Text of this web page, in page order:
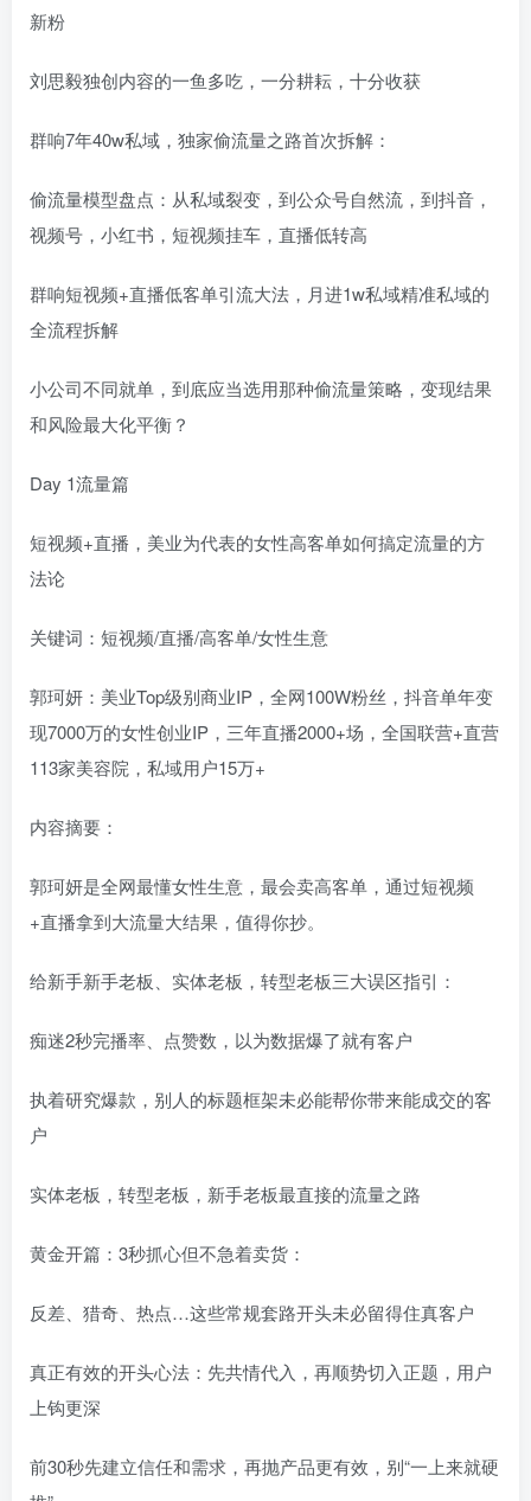
新粉
刘思毅独创内容的一鱼多吃，一分耕耘，十分收获
群响7年40w私域，独家偷流量之路首次拆解：
偷流量模型盘点：从私域裂变，到公众号自然流，到抖音，
视频号，小红书，短视频挂车，直播低转高
群响短视频+直播低客单引流大法，月进1w私域精准私域的
全流程拆解
小公司不同就单，到底应当选用那种偷流量策略，变现结果
和风险最大化平衡？
Day 1流量篇
短视频+直播，美业为代表的女性高客单如何搞定流量的方
法论
关键词：短视频/直播/高客单/女性生意
郭珂妍：美业Top级别商业IP，全网100W粉丝，抖音单年变
现7000万的女性创业IP，三年直播2000+场，全国联营+直营
113家美容院，私域用户15万+
内容摘要：
郭珂妍是全网最懂女性生意，最会卖高客单，通过短视频
+直播拿到大流量大结果，值得你抄。
给新手新手老板、实体老板，转型老板三大误区指引：
痴迷2秒完播率、点赞数，以为数据爆了就有客户
执着研究爆款，别人的标题框架未必能帮你带来能成交的客
户
实体老板，转型老板，新手老板最直接的流量之路
黄金开篇：3秒抓心但不急着卖货：
反差、猎奇、热点…这些常规套路开头未必留得住真客户
真正有效的开头心法：先共情代入，再顺势切入正题，用户
上钩更深
前30秒先建立信任和需求，再抛产品更有效，别“一上来就硬